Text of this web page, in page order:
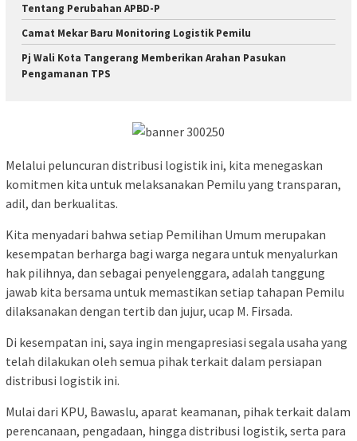
Tentang Perubahan APBD-P
Camat Mekar Baru Monitoring Logistik Pemilu
Pj Wali Kota Tangerang Memberikan Arahan Pasukan
Pengamanan TPS
Melalui peluncuran distribusi logistik ini, kita menegaskan
komitmen kita untuk melaksanakan Pemilu yang transparan,
adil, dan berkualitas.
Kita menyadari bahwa setiap Pemilihan Umum merupakan
kesempatan berharga bagi warga negara untuk menyalurkan
hak pilihnya, dan sebagai penyelenggara, adalah tanggung
jawab kita bersama untuk memastikan setiap tahapan Pemilu
dilaksanakan dengan tertib dan jujur, ucap M. Firsada.
Di kesempatan ini, saya ingin mengapresiasi segala usaha yang
telah dilakukan oleh semua pihak terkait dalam persiapan
distribusi logistik ini.
Mulai dari KPU, Bawaslu, aparat keamanan, pihak terkait dalam
perencanaan, pengadaan, hingga distribusi logistik, serta para